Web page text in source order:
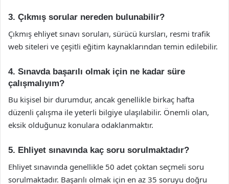
3. Çıkmış sorular nereden bulunabilir?
Çıkmış ehliyet sınavı soruları, sürücü kursları, resmi trafik
web siteleri ve çeşitli eğitim kaynaklarından temin edilebilir.
4. Sınavda başarılı olmak için ne kadar süre
çalışmalıyım?
Bu kişisel bir durumdur, ancak genellikle birkaç hafta
düzenli çalışma ile yeterli bilgiye ulaşılabilir. Önemli olan,
eksik olduğunuz konulara odaklanmaktır.
5. Ehliyet sınavında kaç soru sorulmaktadır?
Ehliyet sınavında genellikle 50 adet çoktan seçmeli soru
sorulmaktadır. Başarılı olmak için en az 35 soruyu doğru